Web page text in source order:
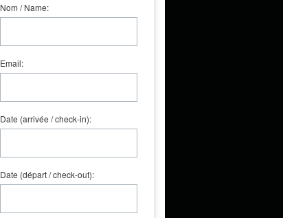
Nom / Name:
Email:
Date (arrivée / check-in):
Date (départ / check-out):